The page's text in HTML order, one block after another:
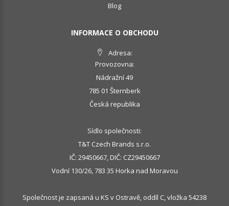
Blog
INFORMACE O OBCHODU
Adresa:
Provozovna:
Nádražní 49
785 01 Šternberk
Česká republika
Sídlo společnosti:
T&T Czech Brands s.r.o.
IČ: 29450667, DIČ: CZ29450667
Vodní 130/26, 783 35 Horka nad Moravou
Společnost je zapsaná u KS v Ostravě, oddíl C, vložka 54238